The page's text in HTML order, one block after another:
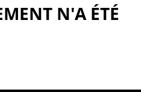
N'A ÉTÉ